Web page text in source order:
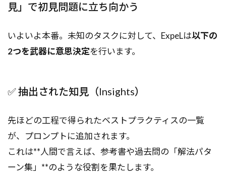
見」で初見問題に立ち向かう
いよいよ本番。未知のタスクに対して、ExpeLは以下の
2つを武器に意思決定を行います。
✅ 抽出された知見（Insights）
先ほどの工程で得られたベストプラクティスの一覧
が、プロンプトに追加されます。
これは**人間で言えば、参考書や過去問の「解法パタ
ーン集」**のような役割を果たします。